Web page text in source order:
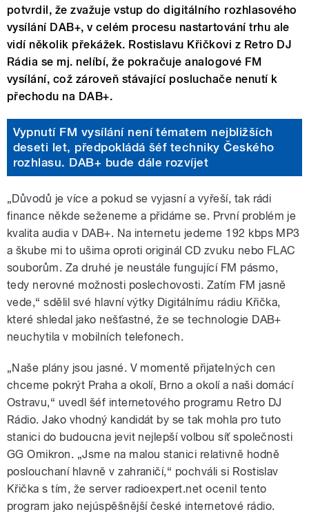
potvrdil, že zvažuje vstup do digitálního rozhlasového
vysílání DAB+, v celém procesu nastartování trhu ale
vidí několik překážek. Rostislavu Křičkovi z Retro DJ
Rádia se mj. nelíbí, že pokračuje analogové FM
vysílání, což zároveň stávající posluchače nenutí k
přechodu na DAB+.
Vypnutí FM vysílání není tématem nejbližších
deseti let, předpokládá šéf techniky Českého
rozhlasu. DAB+ bude dále rozvíjet
„Důvodů je více a pokud se vyjasní a vyřeší, tak rádi
finance někde seženeme a přidáme se. První problém je
kvalita audia v DAB+. Na internetu jedeme 192 kbps MP3
a škube mi to ušima oproti originál CD zvuku nebo FLAC
souborům. Za druhé je neustále fungující FM pásmo,
tedy nerovné možnosti poslechovosti. Zatím FM jasně
vede,“ sdělil své hlavní výtky Digitálnímu rádiu Křička,
které shledal jako nešťastné, že se technologie DAB+
neuchytila v mobilních telefonech.
„Naše plány jsou jasné. V momentě přijatelných cen
chceme pokrýt Praha a okolí, Brno a okolí a naši domácí
Ostravu,“ uvedl šéf internetového programu Retro DJ
Rádio. Jako vhodný kandidát by se tak mohla pro tuto
stanici do budoucna jevit nejlepší volbou síť společnosti
GG Omikron. „Jsme na malou stanici relativně hodně
poslouchaní hlavně v zahraničí,“ pochváli si Rostislav
Křička s tím, že server radioexpert.net ocenil tento
program jako nejúspěšnější české internetové rádio.